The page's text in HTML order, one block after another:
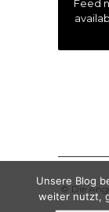
Feed
© Die
Unsere Blog
weiter nutzt,